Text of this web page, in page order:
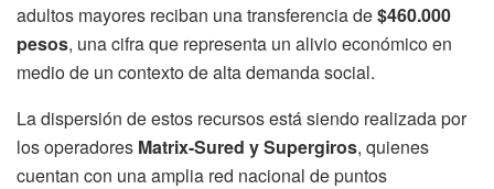
adultos mayores reciban una transferencia de$460.000
pesos, una cifra que representa un alivio económico en
medio de un contexto de alta demanda social.
La dispersión de estos recursos está siendo realizada por
los operadores Matrix-Sured y Supergiros, quienes
cuentan con una amplia red nacional de puntos